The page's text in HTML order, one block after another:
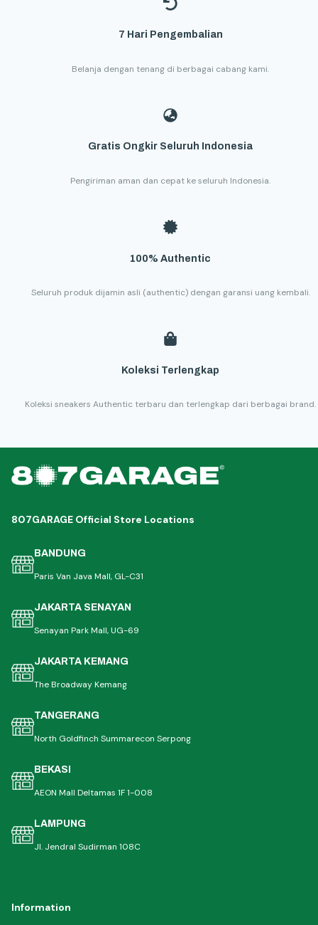
7 Hari Pengembalian
Belanja dengan tenang di berbagai cabang kami.
Gratis Ongkir Seluruh Indonesia
Pengiriman aman dan cepat ke seluruh Indonesia.
100% Authentic
Seluruh produk dijamin asli (authentic) dengan garansi uang kembali.
Koleksi Terlengkap
Koleksi sneakers Authentic terbaru dan terlengkap dari berbagai brand.
807GARAGE Official Store Locations
BANDUNG
Paris Van Java Mall, GL-C31
JAKARTA SENAYAN
Senayan Park Mall, UG-69
JAKARTA KEMANG
The Broadway Kemang
TANGERANG
North Goldfinch Summarecon Serpong
BEKASI
AEON Mall Deltamas 1F 1-008
LAMPUNG
Jl. Jendral Sudirman 108C
Information